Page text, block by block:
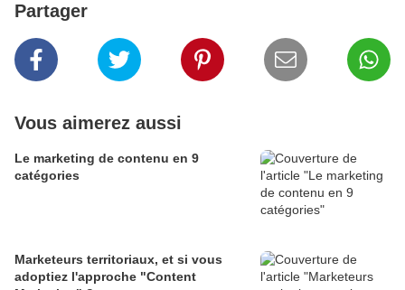
Partager
Vous aimerez aussi
Le marketing de contenu en 9
catégories
Marketeurs territoriaux, et si vous
adoptiez l'approche "Content